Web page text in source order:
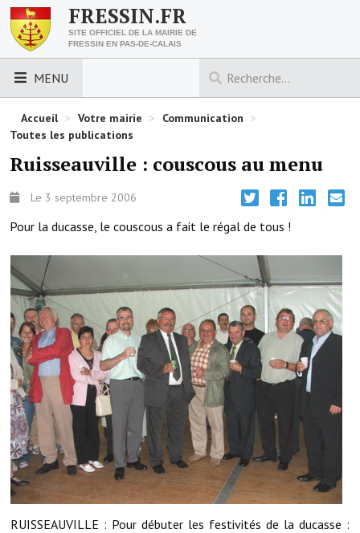
FRESSIN.FR
SITE OFFICIEL DE LA MAIRIE DE
FRESSIN EN PAS-DE-CALAIS
MENU
LES ESSENTIELS
Découvrez Fressin
Urbanisme
Nous contacter
Horaires de la mairie
Les foulées fressinoises
ACCÈS RAPIDE
Démarches administratives
Projets et travaux en cours
Fêtes et manifestations
Numéros d'urgence
Terrains et maisons à vendre
Accueil > Votre mairie > Communication >
Toutes les publications
Ruisseauville : couscous au menu
Le 3 septembre 2006
Pour la ducasse, le couscous a fait le régal de tous !
RUISSEAUVILLE : Pour débuter les festivités de la ducasse :